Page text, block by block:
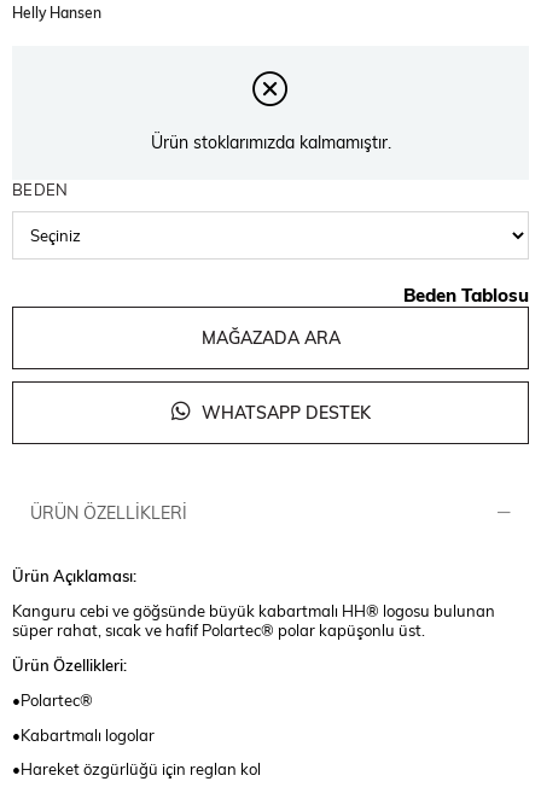
Helly Hansen
Ürün stoklarımızda kalmamıştır.
BEDEN
Beden Tablosu
MAĞAZADA ARA
WHATSAPP DESTEK
ÜRÜN ÖZELLIKLERI
Ürün Açıklaması:
Kanguru cebi ve göğsünde büyük kabartmalı HH® logosu bulunan
süper rahat, sıcak ve hafif Polartec® polar kapüşonlu üst.
Ürün Özellikleri:
•Polartec®
•Kabartmalı logolar
•Hareket özgürlüğü için reglan kol